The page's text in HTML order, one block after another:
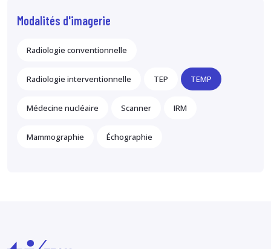
Modalités d'imagerie
Radiologie conventionnelle
Radiologie interventionnelle TEP TEMP
Médecine nucléaire Scanner IRM
Mammographie Échographie